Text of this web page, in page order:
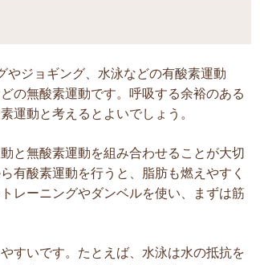
やジョギング、水泳などの有酸素運動
の無酸素運動です。呼吸する余裕のある
運動と考えるとよいでしょう。
と無酸素運動を組み合わせることが大切
有酸素運動を行うと、脂肪も燃えやすく
レーニングやダンベルを使い、まずは筋
すいです。たとえば、水泳は水の抵抗を